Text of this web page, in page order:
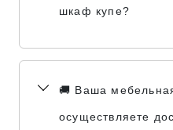
шкаф купе?
🚚 Ваша
осуществляете